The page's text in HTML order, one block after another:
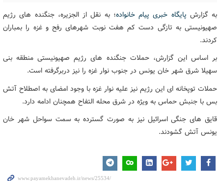
به گزارش پایگاه خبری پیام خانواده؛ به نقل از الجزیره، جنگنده های رژیم
صهیونیستی به تازگی دست کم هفت نوبت شهرهای رفح و غزه را بمباران
کردند.
بر اساس این گزارش، حملات جنگنده های رژیم صهیونیستی منطقه بنی
سهیلا شرق شهر خان یونس در جنوب نوار غزه را نیز دربرگرفته است.
حملات توپخانه ای این رژیم نیز علیه نوار غزه با وجود امضای به اصطلاح آتش
بس با جنبش حماس به ویژه در شرق محله التفاح همچنان ادامه دارد.
قایق های جنگی اسرائیل نیز به صورت گسترده به سمت سواحل شهر خان
یونس آتش گشودند.